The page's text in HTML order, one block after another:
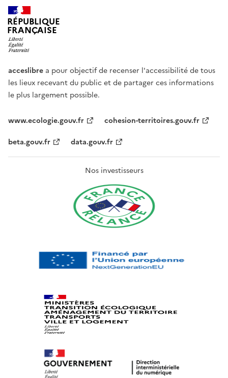
RÉPUBLIQUE
FRANÇAISE
acceslibre a pour objectif de recenser l'accessibilité de tous
les lieux recevant du public et de partager ces informations
le plus largement possible.
www.ecologie.gouv.fr
cohesion-territoires.gouv.fr
beta.gouv.fr
data.gouv.fr
Nos investisseurs